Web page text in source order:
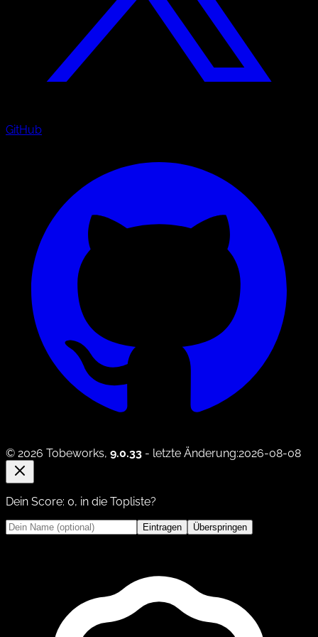
GitHub
© 2026 Tobeworks, 9.0.33 - letzte Änderung:2026-08-08
Dein Score: 0, in die Topliste?
Eintragen Überspringen